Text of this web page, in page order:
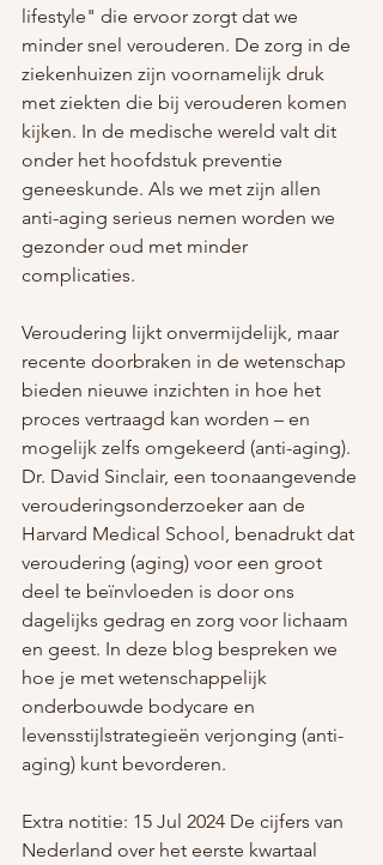
lifestyle" die ervoor zorgt dat we
minder snel verouderen. De zorg in de
ziekenhuizen zijn voornamelijk druk
met ziekten die bij verouderen komen
kijken. In de medische wereld valt dit
onder het hoofdstuk preventie
geneeskunde. Als we met zijn allen
anti-aging serieus nemen worden we
gezonder oud met minder
complicaties.
Veroudering lijkt onvermijdelijk, maar
recente doorbraken in de wetenschap
bieden nieuwe inzichten in hoe het
proces vertraagd kan worden – en
mogelijk zelfs omgekeerd (anti-aging).
Dr. David Sinclair, een toonaangevende
verouderingsonderzoeker aan de
Harvard Medical School, benadrukt dat
veroudering (aging) voor een groot
deel te beïnvloeden is door ons
dagelijks gedrag en zorg voor lichaam
en geest. In deze blog bespreken we
hoe je met wetenschappelijk
onderbouwde bodycare en
levensstijlstrategieën verjonging (anti-
aging) kunt bevorderen.
Extra notitie: 15 Jul 2024 De cijfers van
Nederland over het eerste kwartaal